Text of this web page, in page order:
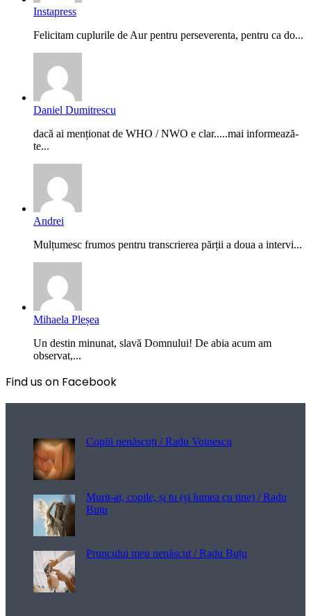
Instapress
Felicitam cuplurile de Aur pentru perseverenta, pentru ca do...
Daniel Dumitrescu
dacă ai menționat de WHO / NWO e clar.....mai informează-
te...
Andrei
Mulțumesc frumos pentru transcrierea părții a doua a intervi...
Mihaela Pleșea
Un destin minunat, slavă Domnului! De abia acum am
observat,...
Find us on Facebook
Copiii nenăscuți / Radu Voinescu
Murit-ai, copile, și tu (și lumea cu tine) / Radu
Buțu
Pruncului meu nenăscut / Radu Buțu